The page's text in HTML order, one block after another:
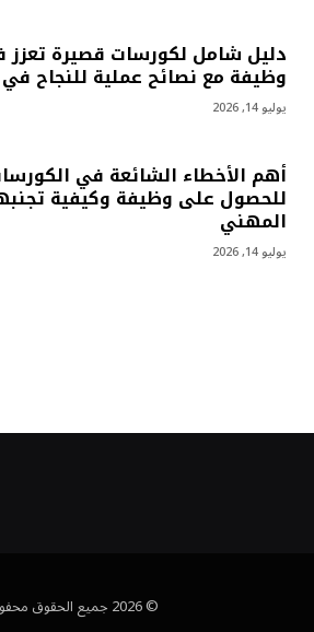
دليل شامل لكورسات قصيرة
وظيفة مع نصائح عملية للنجاح
يوليو 14, 2026
أهم الأخطاء الشائعة في
للحصول على وظيفة وكيفية
المهني
يوليو 14, 2026
© 2026 جميع الحقوق محفوظة.